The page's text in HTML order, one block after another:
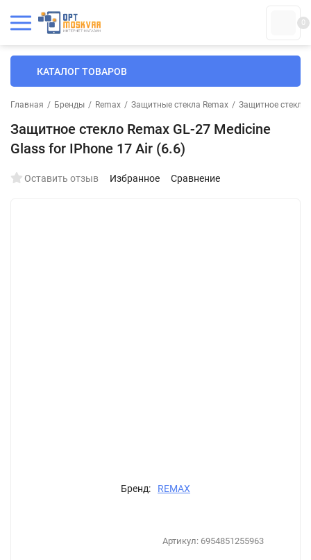
0
КАТАЛОГ ТОВАРОВ
Главная / Бренды / Remax / Защитные стекла Remax / Защитное стекло
Защитное стекло Remax GL-27 Medicine
Glass for IPhone 17 Air (6.6)
Оставить отзыв Избранное Сравнение
Бренд: REMAX
Артикул: 6954851255963